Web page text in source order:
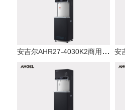
安吉尔AHR27-4030K2商用直饮水机学校